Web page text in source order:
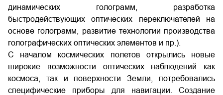
динамических голограмм, разработка
быстродействующих оптических переключателей на
основе голограмм, развитие технологии производства
голографических оптических элементов и пр.).
С началом космических полетов открылись новые
широкие возможности оптических наблюдений как
космоса, так и поверхности Земли, потребовались
специфические приборы для навигации. Создание